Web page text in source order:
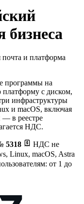
бизнеса
почта и платформа
программы на
платформу с диском,
инфраструктуры
и macOS, включая
— в реестре
НДС.
5318
НДС не
Linux, macOS, Astra
от 1 до